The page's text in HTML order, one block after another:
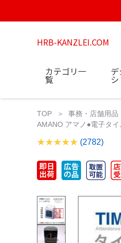
HRB-KANZLEI.COM
カテゴリ一
覧 シ
TOP 事務・店舗用品
AMANO アマノ●電子タ
(2782)